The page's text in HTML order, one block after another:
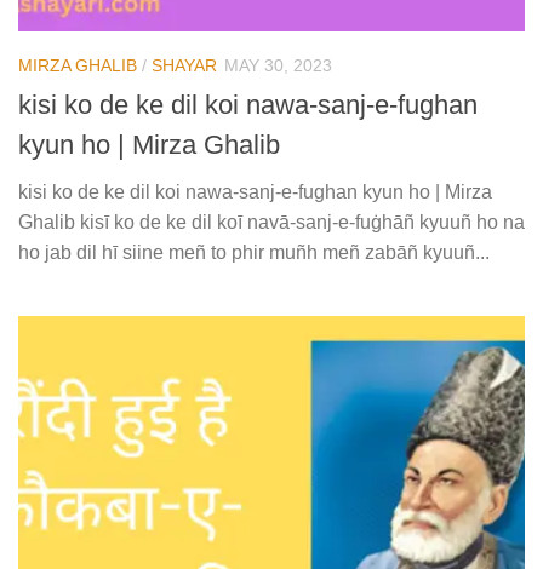
MIRZA GHALIB / SHAYAR MAY 30, 2023
kisi ko de ke dil koi nawa-sanj-e-fughan
kyun ho | Mirza Ghalib
kisi ko de ke dil koi nawa-sanj-e-fughan kyun ho | Mirza
Ghalib kisī ko de ke dil koī navā-sanj-e-fuġhāñ kyuuñ ho na
ho jab dil hī siine meñ to phir muñh meñ zabāñ kyuuñ...